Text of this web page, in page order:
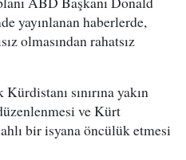
yayınlanan haberlerde,
olmasından rahatsız
sınırına yakın
ve Kürt
bir isyana öncülük etmesi